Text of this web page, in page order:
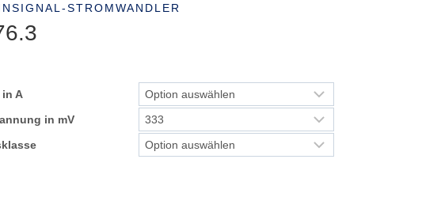
STROMWANDLER
in A
in mV